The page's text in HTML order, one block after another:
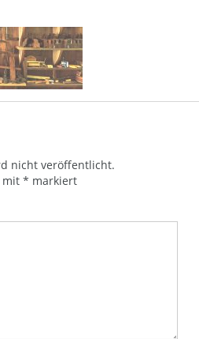
nicht veröffentlicht.
mit * markiert